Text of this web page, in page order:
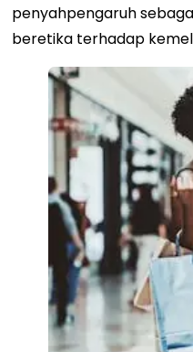
penyahpengaruh
beretika terhadap